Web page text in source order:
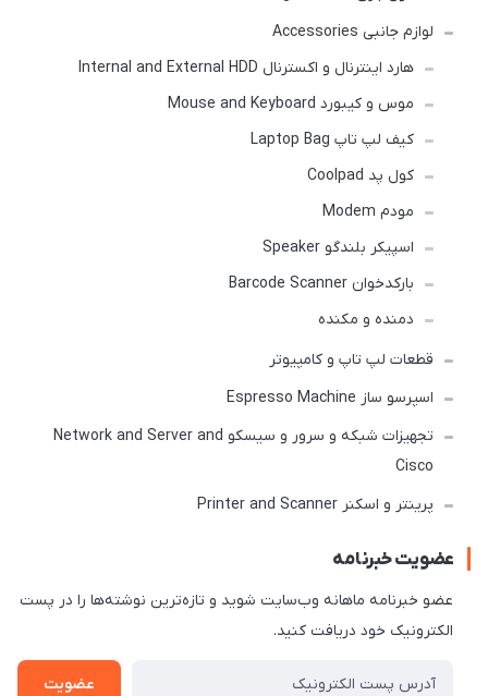
لوازم جانبی Accessories
هارد اینترنال و اکسترنال Internal and External HDD
موس و کیبورد Mouse and Keyboard
کیف لپ تاپ Laptop Bag
کول پد Coolpad
مودم Modem
اسپیکر بلندگو Speaker
بارکدخوان Barcode Scanner
دمنده و مکنده
قطعات لپ تاپ و کامپیوتر
اسپرسو ساز Espresso Machine
تجهیزات شبکه و سرور و سیسکو Network and Server and
Cisco
پرینتر و اسکنر Printer and Scanner
عضویت خبرنامه
عضو خبرنامه ماهانه وب‌سایت شوید و تازه‌ترین نوشته‌ها را در پست
الکترونیک خود دریافت کنید.
عضویت